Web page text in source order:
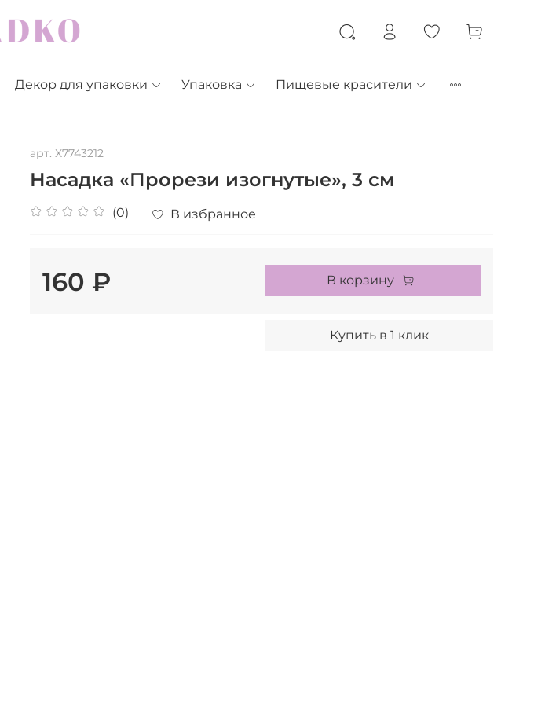
Декор для упаковки Упаковка Пищевые красители
арт. X7743212
Насадка «Прорези изогнутые», 3 см
(0) В избранное
160 ₽ В корзину
Купить в 1 клик